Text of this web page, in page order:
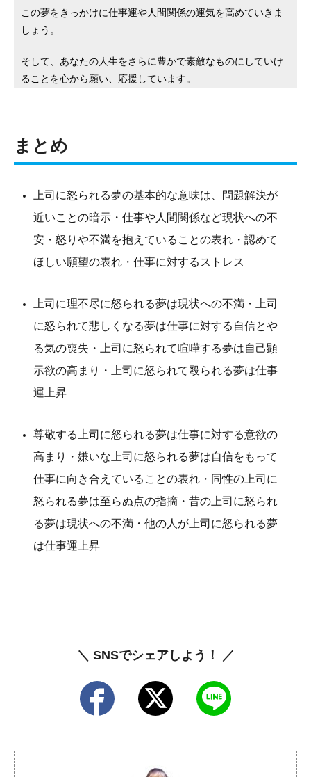
この夢をきっかけに仕事運や人間関係の運気を高めていきま
しょう。
そして、あなたの人生をさらに豊かで素敵なものにしていけ
ることを心から願い、応援しています。
まとめ
上司に怒られる夢の基本的な意味は、問題解決が
近いことの暗示・仕事や人間関係など現状への不
安・怒りや不満を抱えていることの表れ・認めて
ほしい願望の表れ・仕事に対するストレス
上司に理不尽に怒られる夢は現状への不満・上司
に怒られて悲しくなる夢は仕事に対する自信とや
る気の喪失・上司に怒られて喧嘩する夢は自己顕
示欲の高まり・上司に怒られて殴られる夢は仕事
運上昇
尊敬する上司に怒られる夢は仕事に対する意欲の
高まり・嫌いな上司に怒られる夢は自信をもって
仕事に向き合えていることの表れ・同性の上司に
怒られる夢は至らぬ点の指摘・昔の上司に怒られ
る夢は現状への不満・他の人が上司に怒られる夢
は仕事運上昇
＼ SNSでシェアしよう！ ／